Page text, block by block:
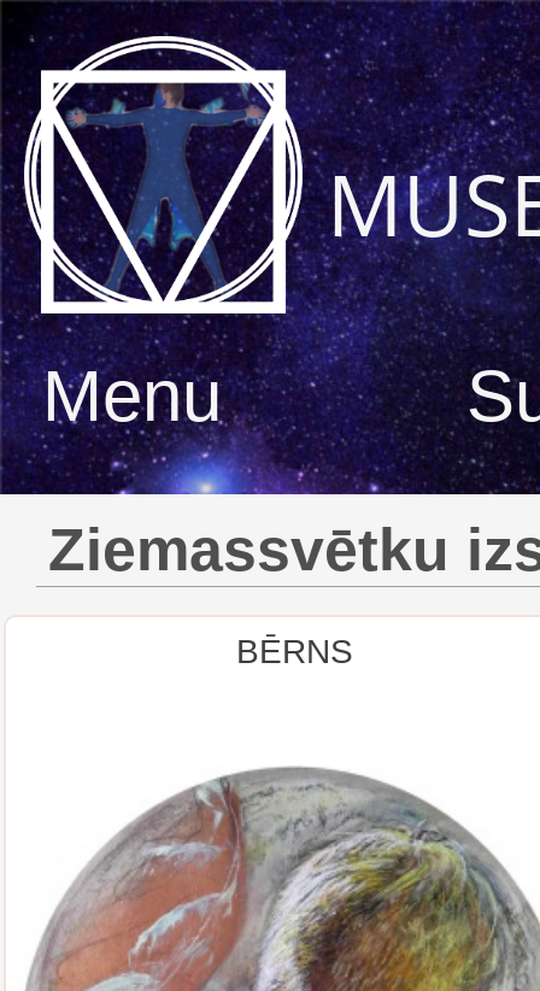
Menu
Ziemassvētku
BĒRNS